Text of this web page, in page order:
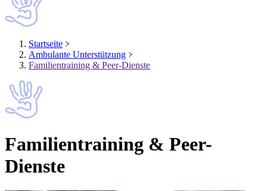
Startseite
Ambulante Unterstützung
Familientraining & Peer-Dienste
Familientraining & Peer-
Dienste